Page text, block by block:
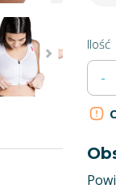
Ilość
-